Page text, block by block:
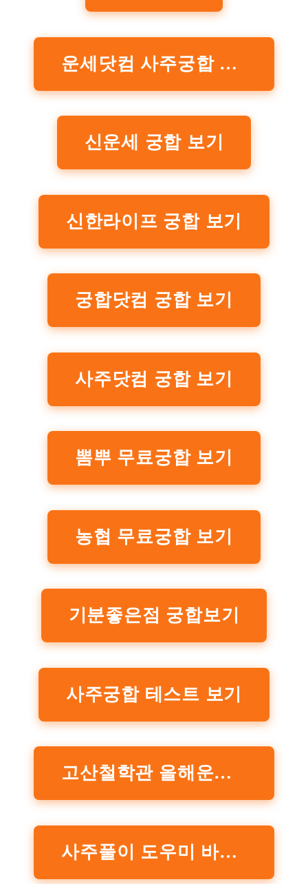
운세닷컴 사주궁합 보기
신운세 궁합 보기
신한라이프 궁합 보기
궁합닷컴 궁합 보기
사주닷컴 궁합 보기
뽐뿌 무료궁합 보기
농협 무료궁합 보기
기분좋은점 궁합보기
사주궁합 테스트 보기
고산철학관 올해운세 보러가기
사주풀이 도우미 바로가기